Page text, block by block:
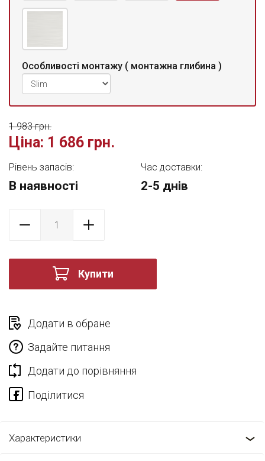
Особливості монтажу ( монтажна глибина )
Ціна: 1 686 грн.
1 983 грн.
Рівень запасів:
В наявності
Час доставки:
2-5 днів
Купити
Додати в обране
Задайте питання
Додати до порівняння
Характеристики